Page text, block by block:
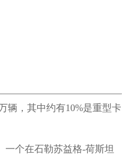
辆，其中约有10%是重型卡
个在石勒苏益格-荷斯坦